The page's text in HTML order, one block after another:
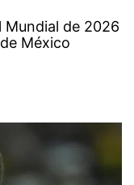
Mundial de 2026
México